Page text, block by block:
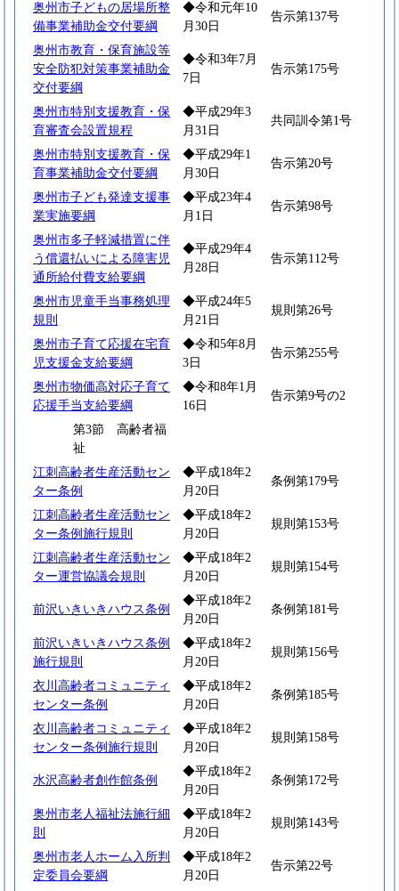
奥州市子どもの居場所整
備事業補助金交付要綱
◆令和元年10
月30日
告示第137号
奥州市教育・保育施設等
安全防犯対策事業補助金
交付要綱
◆令和3年7月
7日
告示第175号
奥州市特別支援教育・保
育審査会設置規程
◆平成29年3
月31日
共同訓令第1号
奥州市特別支援教育・保
育事業補助金交付要綱
◆平成29年1
月30日
告示第20号
奥州市子ども発達支援事
業実施要綱
◆平成23年4
月1日
告示第98号
奥州市多子軽減措置に伴
う償還払いによる障害児
通所給付費支給要綱
◆平成29年4
月28日
告示第112号
奥州市児童手当事務処理
規則
◆平成24年5
月21日
規則第26号
奥州市子育て応援在宅育
児支援金支給要綱
◆令和5年8月
3日
告示第255号
奥州市物価高対応子育て
応援手当支給要綱
◆令和8年1月
16日
告示第9号の2
第3節 高齢者福
祉
江刺高齢者生産活動セン
ター条例
◆平成18年2
月20日
条例第179号
江刺高齢者生産活動セン
ター条例施行規則
◆平成18年2
月20日
規則第153号
江刺高齢者生産活動セン
ター運営協議会規則
◆平成18年2
月20日
規則第154号
前沢いきいきハウス条例
◆平成18年2
月20日
条例第181号
前沢いきいきハウス条例
施行規則
◆平成18年2
月20日
規則第156号
衣川高齢者コミュニティ
センター条例
◆平成18年2
月20日
条例第185号
衣川高齢者コミュニティ
センター条例施行規則
◆平成18年2
月20日
規則第158号
水沢高齢者創作館条例
◆平成18年2
月20日
条例第172号
奥州市老人福祉法施行細
則
◆平成18年2
月20日
規則第143号
奥州市老人ホーム入所判
定委員会要綱
◆平成18年2
月20日
告示第22号